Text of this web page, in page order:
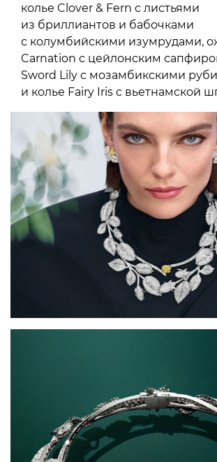
колье Clover & Fern c листьями
из бриллиантов и бабочками
с колумбийскими изумрудами,
Carnation с цейлонским
Sword Lily с мозамбикскими
и колье Fairy Iris c вьетнамской